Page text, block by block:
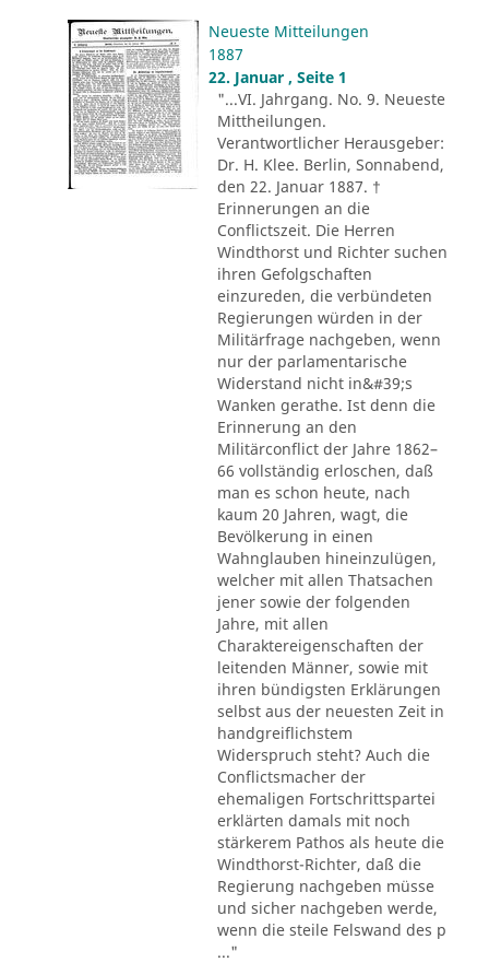
Neueste Mitteilungen
1887
22. Januar , Seite 1
"...VI. Jahrgang. No. 9. Neueste
Mittheilungen.
Verantwortlicher Herausgeber:
Dr. H. Klee. Berlin, Sonnabend,
den 22. Januar 1887. †
Erinnerungen an die
Conflictszeit. Die Herren
Windthorst und Richter suchen
ihren Gefolgschaften
einzureden, die verbündeten
Regierungen würden in der
Militärfrage nachgeben, wenn
nur der parlamentarische
Widerstand nicht in&#39;s
Wanken gerathe. Ist denn die
Erinnerung an den
Militärconflict der Jahre 1862–
66 vollständig erloschen, daß
man es schon heute, nach
kaum 20 Jahren, wagt, die
Bevölkerung in einen
Wahnglauben hineinzulügen,
welcher mit allen Thatsachen
jener sowie der folgenden
Jahre, mit allen
Charaktereigenschaften der
leitenden Männer, sowie mit
ihren bündigsten Erklärungen
selbst aus der neuesten Zeit in
handgreiflichstem
Widerspruch steht? Auch die
Conflictsmacher der
ehemaligen Fortschrittspartei
erklärten damals mit noch
stärkerem Pathos als heute die
Windthorst-Richter, daß die
Regierung nachgeben müsse
und sicher nachgeben werde,
wenn die steile Felswand des p
..."